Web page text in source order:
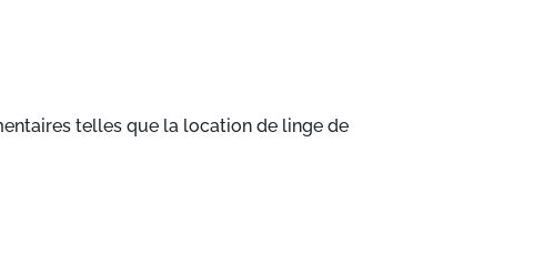
telles que la location de linge de